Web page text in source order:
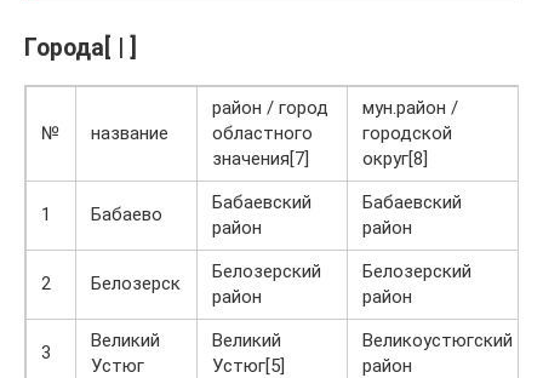
Города[ | ]
№ название
район / город
областного
значения[7]
мун.район /
городской
округ[8]
1 Бабаево
Бабаевский
район
Бабаевский
район
2 Белозерск
Белозерский
район
Белозерский
район
3
Великий
Устюг
Великий
Устюг[5]
Великоустюгский
район